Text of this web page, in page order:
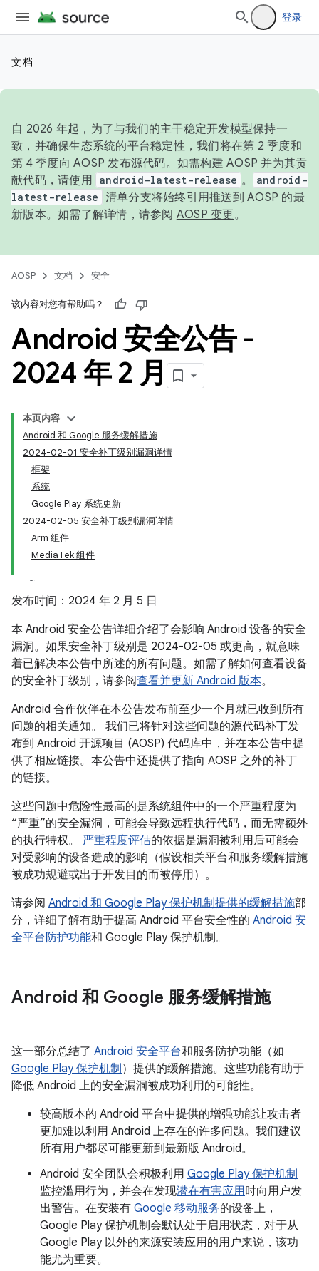
登录
文档
自 2026 年起，为了与我们的主干稳定开发模型保持一
致，并确保生态系统的平台稳定性，我们将在第 2 季度和
第 4 季度向 AOSP 发布源代码。如需构建 AOSP 并为其贡
献代码，请使用 android-latest-release 。
android-
latest-release 清单分支将始终引用推送到 AOSP 的最
新版本。如需了解详情，请参阅 AOSP 变更。
AOSP 文档 安全
该内容对您有帮助吗？
Android 安全公告 -
2024 年 2 月
本页内容
Android 和 Google 服务缓解措施
2024-02-01 安全补丁级别漏洞详情
框架
系统
Google Play 系统更新
2024-02-05 安全补丁级别漏洞详情
Arm 组件
MediaTek 组件
发布时间：2024 年 2 月 5 日
本 Android 安全公告详细介绍了会影响 Android 设备的安全
漏洞。如果安全补丁级别是 2024-02-05 或更高，就意味
着已解决本公告中所述的所有问题。如需了解如何查看设备
的安全补丁级别，请参阅查看并更新 Android 版本。
Android 合作伙伴在本公告发布前至少一个月就已收到所有
问题的相关通知。 我们已将针对这些问题的源代码补丁发
布到 Android 开源项目 (AOSP) 代码库中，并在本公告中提
供了相应链接。本公告中还提供了指向 AOSP 之外的补丁
的链接。
这些问题中危险性最高的是系统组件中的一个严重程度为
“严重”的安全漏洞，可能会导致远程执行代码，而无需额外
的执行特权。 严重程度评估的依据是漏洞被利用后可能会
对受影响的设备造成的影响（假设相关平台和服务缓解措施
被成功规避或出于开发目的而被停用）。
请参阅 Android 和 Google Play 保护机制提供的缓解措施部
分，详细了解有助于提高 Android 平台安全性的 Android 安
全平台防护功能和 Google Play 保护机制。
Android 和 Google 服务缓解措施
这一部分总结了 Android 安全平台和服务防护功能（如
Google Play 保护机制 ）提供的缓解措施。这些功能有助于
降低 Android 上的安全漏洞被成功利用的可能性。
较高版本的 Android 平台中提供的增强功能让攻击者
更加难以利用 Android 上存在的许多问题。我们建议
所有用户都尽可能更新到最新版 Android。
Android 安全团队会积极利用 Google Play 保护机制
监控滥用行为，并会在发现潜在有害应用时向用户发
出警告。在安装有 Google 移动服务的设备上，
Google Play 保护机制会默认处于启用状态，对于从
Google Play 以外的来源安装应用的用户来说，该功
能尤为重要。